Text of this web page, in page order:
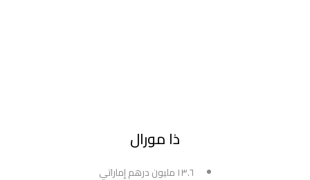
ذا مورال